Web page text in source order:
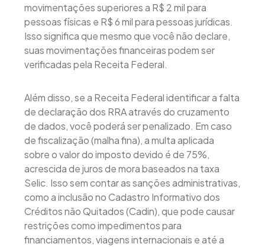
movimentações superiores a R$ 2 mil para
pessoas físicas e R$ 6 mil para pessoas jurídicas.
Isso significa que mesmo que você não declare,
suas movimentações financeiras podem ser
verificadas pela Receita Federal.
Além disso, se a Receita Federal identificar a falta
de declaração dos RRA através do cruzamento
de dados, você poderá ser penalizado. Em caso
de fiscalização (malha fina), a multa aplicada
sobre o valor do imposto devido é de 75%,
acrescida de juros de mora baseados na taxa
Selic. Isso sem contar as sanções administrativas,
como a inclusão no Cadastro Informativo dos
Créditos não Quitados (Cadin), que pode causar
restrições como impedimentos para
financiamentos, viagens internacionais e até a